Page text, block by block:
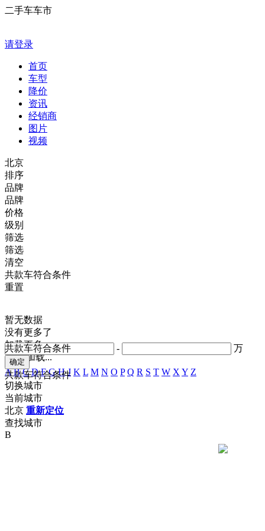
二手车车市
请登录
首页
车型
降价
资讯
经销商
图片
视频
北京
排序
品牌
品牌
价格
- 万
共款车符合条件
级别
共款车符合条件
筛选
筛选
清空
共款车符合条件
重置
暂无数据
没有更多了
加载更多
正在加载...
A B C D F G H J K L M N O P Q R S T W X Y Z
切换城市
当前城市
北京 重新定位
查找城市
B